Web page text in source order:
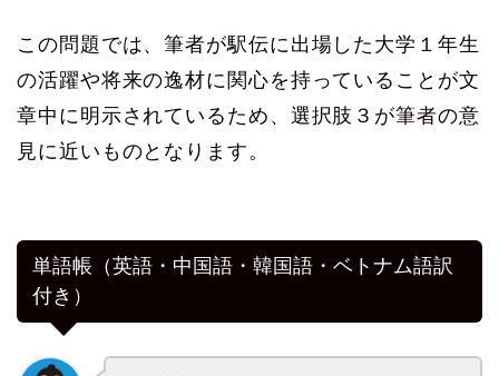
この問題では、筆者が駅伝に出場した大学１年生
の活躍や将来の逸材に関心を持っていることが文
章中に明示されているため、選択肢３が筆者の意
見に近いものとなります。
単語帳（英語・中国語・韓国語・ベトナム語訳
付き）